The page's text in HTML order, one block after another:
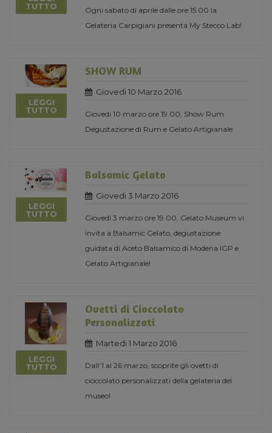
TUTTO
Ogni sabato di aprile dalle ore 15.00 la
Gelateria Carpigiani presenta My Stecco Lab!
LEGGI
TUTTO
SHOW RUM
Giovedi 10 Marzo 2016
Giovedi 10 marzo ore 19.00, Show Rum
Degustazione di Rum e Gelato Artigianale
LEGGI
TUTTO
Balsamic Gelato
Giovedi 3 Marzo 2016
Giovedì 3 marzo ore 19.00, Gelato Museum vi
invita a Balsamic Gelato, degustazione
guidata di Aceto Balsamico di Modena IGP e
Gelato Artigianale!
LEGGI
TUTTO
Ovetti di Cioccolato
Personalizzati
Martedi 1 Marzo 2016
Dall'1 al 26 marzo, scoprite gli ovetti di
cioccolato personalizzati della gelateria del
museo!